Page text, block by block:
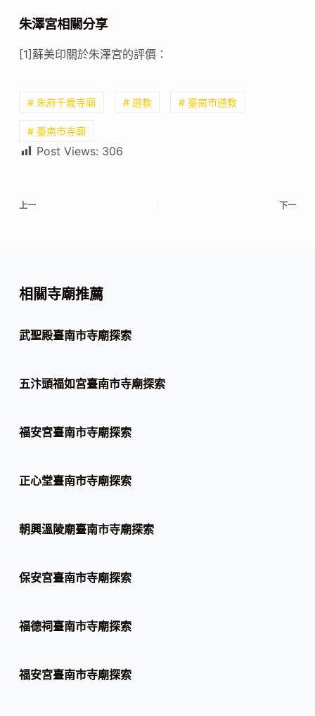
朱澤宮相關分享
[1]蘇美印關於朱澤宮的評價：
# 朱府千歲寺廟 # 道教 # 臺南市道教
# 臺南市寺廟
Post Views: 306
上一 下一
相關寺廟推薦
武聖殿臺南市寺廟探索
五汴頭福如宮臺南市寺廟探索
福安宮臺南市寺廟探索
正心堂臺南市寺廟探索
朝興溫陵廟臺南市寺廟探索
保安宮臺南市寺廟探索
福德祠臺南市寺廟探索
福安宮臺南市寺廟探索